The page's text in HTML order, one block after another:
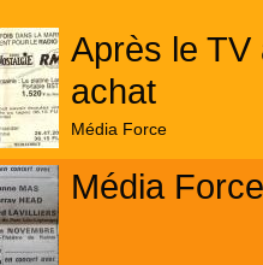
Après le TV
achat
Média Force
Média